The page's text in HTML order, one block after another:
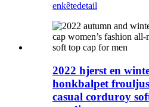
enkêtedetail
2022 hjerst en
honkbalpet
casual corduroy